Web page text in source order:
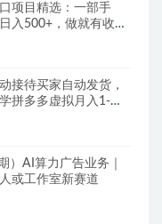
项目精选：一部手
入500+，做就有收
接待买家自动发货，
拼多多虚拟月入1-
）AI算力广告业务｜
或工作室新赛道